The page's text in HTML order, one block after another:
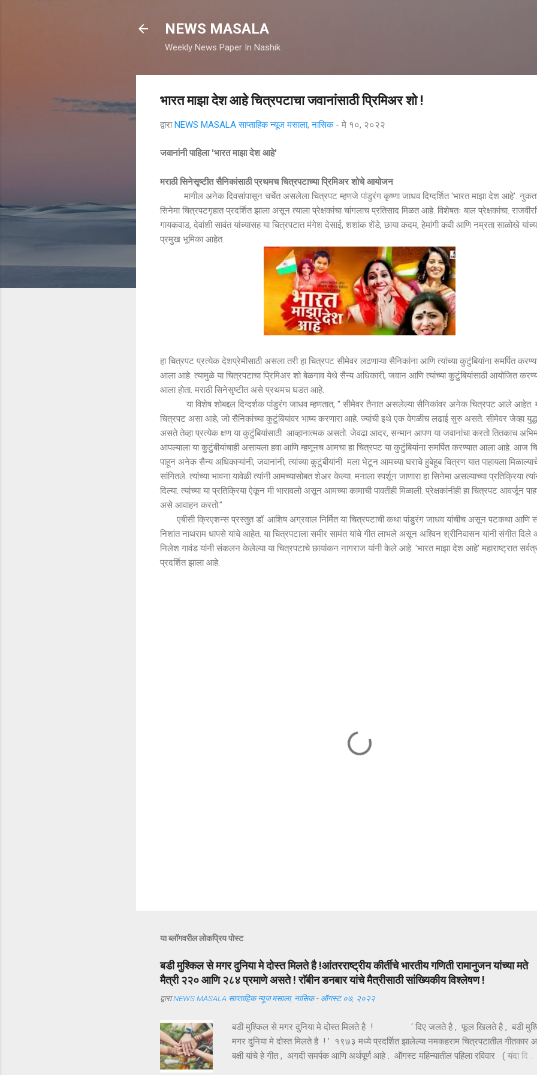
NEWS MASALA
Weekly News Paper In Nashik
भारत माझा देश आहे चित्रपटाचा जवानांसाठी प्रिमिअर शो !
द्वाराNEWS MASALA साप्ताहिक न्यूज मसाला, नासिक - मे १०, २०२२
जवानांनी पाहिला 'भारत माझा देश आहे'
मराठी सिनेसृष्टीत सैनिकांसाठी प्रथमच चित्रपटाच्या प्रिमिअर शोचे आयोजन
मागील अनेक दिवसांपासून चर्चेत असलेला चित्रपट म्हणजे पांडुरंग कृष्णा जाधव दिग्दर्शित 'भारत माझा देश आहे'.
सिनेमा चित्रपटगृहात प्रदर्शित झाला असून त्याला प्रेक्षकांचा चांगलाच प्रतिसाद मिळत आहे. विशेषतः बाल प्रेक्षकांचा.
गायकवाड, देवांशी सावंत यांच्यासह या चित्रपटात मंगेश देसाई, शशांक शेंडे, छाया कदम, हेमांगी कवी आणि नम्रता साळोखे
प्रमुख भूमिका आहेत.
हा चित्रपट प्रत्येक देशप्रेमीसाठी असला तरी हा चित्रपट सीमेवर लढणाऱ्या सैनिकांना आणि त्यांच्या कुटुंबियांना समर्पित
आला आहे. त्यामुळे या चित्रपटाचा प्रिमिअर शो बेळगाव येथे सैन्य अधिकारी, जवान आणि त्यांच्या कुटुंबियांसाठी आयोजित
आला होता. मराठी सिनेसृष्टीत असे प्रथमच घडत आहे.
या विशेष शोबद्दल दिग्दर्शक पांडुरंग जाधव म्हणतात, '' सीमेवर तैनात असलेल्या सैनिकांवर अनेक चित्रपट आले आहेत.
चित्रपट असा आहे, जो सैनिकांच्या कुटुंबियांवर भाष्य करणारा आहे. ज्यांची इथे एक वेगळीच लढाई सुरु असते. सीमेवर जेव्हा
असते तेव्हा प्रत्येक क्षण या कुटुंबियांसाठी आव्हानात्मक असतो. जेवढा आदर, सन्मान आपण या जवानांचा करतो तितकाच
आपल्याला या कुटुंबीयांचाही असायला हवा आणि म्हणूनच आमचा हा चित्रपट या कुटुंबियांना समर्पित करण्यात आला आहे. आज
पाहून अनेक सैन्य अधिकाऱ्यांनी, जवानांनी, त्यांच्या कुटुंबीयांनी मला भेटून आमच्या घराचे हुबेहूब चित्रण यात पाहायला
सांगितले. त्यांच्या भावना यावेळी त्यांनी आमच्यासोबत शेअर केल्या. मनाला स्पर्शून जाणारा हा सिनेमा असल्याच्या प्रतिक्रिया
दिल्या. त्यांच्या या प्रतिक्रिया ऐकून मी भारावलो असून आमच्या कामाची पावतीही मिळाली. प्रेक्षकांनीही हा चित्रपट आवर्जून
असे आवाहन करतो.''
एबीसी क्रिएशन्स प्रस्तुत डॉ. आशिष अग्रवाल निर्मित या चित्रपटाची कथा पांडुरंग जाधव यांचीच असून पटकथा आणि
निशांत नाथराम धापसे यांचे आहेत. या चित्रपटाला समीर सामंत यांचे गीत लाभले असून अश्विन श्रीनिवासन यांनी संगीत
निलेश गावंड यांनी संकलन केलेल्या या चित्रपटाचे छायांकन नागराज यांनी केले आहे. 'भारत माझा देश आहे' महाराष्ट्रात
प्रदर्शित झाला आहे.
या ब्लॉगवरील लोकप्रिय पोस्ट
बडी मुश्किल से मगर दुनिया मे दोस्त मिलते है !आंतरराष्ट्रीय कीर्तीचे भारतीय गणिती रामानुजन यांच्या मते
मैत्री २२० आणि २८४ प्रमाणे असते ! राॅबीन डनबार यांचे मैत्रीसाठी सांख्यिकीय विश्लेषण !
द्वाराNEWS MASALA साप्ताहिक न्यूज मसाला, नासिक - ऑगस्ट ०७, २०२२
बडी मुश्किल से मगर दुनिया मे दोस्त मिलते है ! ‘ दिए जलते है , फूल खिलते है , बडी
मगर दुनिया मे दोस्त मिलते है ! ’ १९७३ मध्ये प्रदर्शित झालेल्या नमकहराम चित्रपटातील गीतकार
बक्षी यांचे हे गीत , अगदी समर्पक आणि अर्थपूर्ण आहे . ऑगस्ट महिन्यातील पहिला रविवार ( यंदा दि